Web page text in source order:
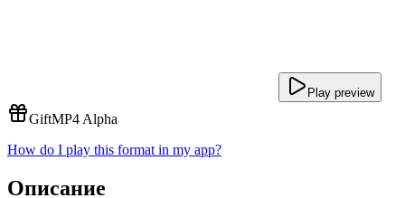
Play preview
GiftMP4 Alpha
How do I play this format in my app?
Описание